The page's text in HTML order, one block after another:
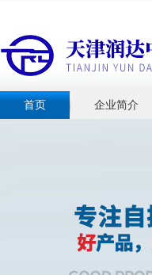
首页 企业简介